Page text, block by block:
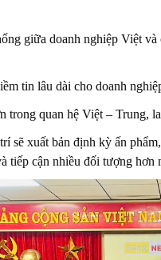
giữa doanh nghiệp Việt
tin lâu dài cho doanh
trong quan hệ Việt – Trung,
sẽ xuất bản định kỳ ấn
tiếp cận nhiều đối tượng hơn